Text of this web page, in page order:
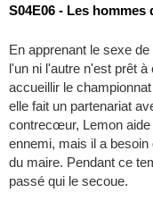
S04E06 - Les hommes
En apprenant le sexe
l'un ni l'autre n'est prêt
accueillir le
elle fait un partenariat
contrecœur, Lemon
ennemi, mais il a
du maire. Pendant ce
passé qui le secoue.